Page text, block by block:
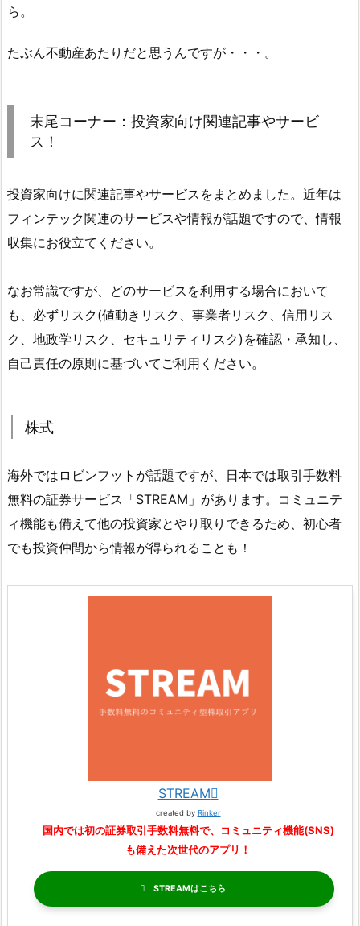
ら。
たぶん不動産あたりだと思うんですが・・・。
末尾コーナー：投資家向け関連記事やサービ
ス！
投資家向けに関連記事やサービスをまとめました。近年は
フィンテック関連のサービスや情報が話題ですので、情報
収集にお役立てください。
なお常識ですが、どのサービスを利用する場合において
も、必ずリスク(値動きリスク、事業者リスク、信用リス
ク、地政学リスク、セキュリティリスク)を確認・承知し、
自己責任の原則に基づいてご利用ください。
株式
海外ではロビンフットが話題ですが、日本では取引手数料
無料の証券サービス「STREAM」があります。コミュニテ
ィ機能も備えて他の投資家とやり取りできるため、初心者
でも投資仲間から情報が得られることも！
STREAM
created by Rinker
国内では初の証券取引手数料無料で、コミュニティ機能(SNS)
も備えた次世代のアプリ！
STREAM